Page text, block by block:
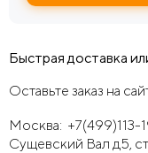
Быстрая доставка
Оставьте заказ на
Москва: +7(499)113-
Сущевский Вал д5,